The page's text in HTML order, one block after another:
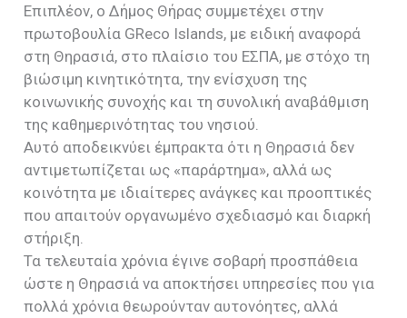
Επιπλέον, ο Δήμος Θήρας συμμετέχει στην
πρωτοβουλία GReco Islands, με ειδική αναφορά
στη Θηρασιά, στο πλαίσιο του ΕΣΠΑ, με στόχο τη
βιώσιμη κινητικότητα, την ενίσχυση της
κοινωνικής συνοχής και τη συνολική αναβάθμιση
της καθημερινότητας του νησιού.
Αυτό αποδεικνύει έμπρακτα ότι η Θηρασιά δεν
αντιμετωπίζεται ως «παράρτημα», αλλά ως
κοινότητα με ιδιαίτερες ανάγκες και προοπτικές
που απαιτούν οργανωμένο σχεδιασμό και διαρκή
στήριξη.
Τα τελευταία χρόνια έγινε σοβαρή προσπάθεια
ώστε η Θηρασιά να αποκτήσει υπηρεσίες που για
πολλά χρόνια θεωρούνταν αυτονόητες, αλλά